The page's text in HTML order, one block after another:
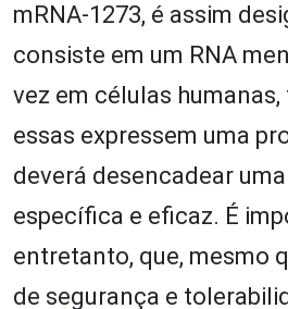
mRNA-1273, é assim
consiste em um RNA
vez em células
essas expressem uma
deverá desencadear
específica e eficaz. É
entretanto, que, mesmo
de segurança e